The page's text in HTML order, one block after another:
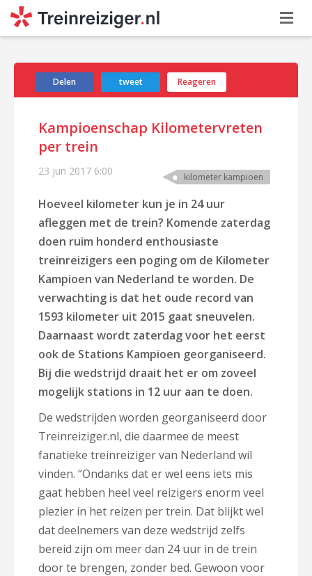
Delen tweet Reageren
Kampioenschap Kilometervreten
per trein
23 jun 2017 6:00 kilometer kampioen
Hoeveel kilometer kun je in 24 uur
afleggen met de trein? Komende zaterdag
doen ruim honderd enthousiaste
treinreizigers een poging om de Kilometer
Kampioen van Nederland te worden. De
verwachting is dat het oude record van
1593 kilometer uit 2015 gaat sneuvelen.
Daarnaast wordt zaterdag voor het eerst
ook de Stations Kampioen georganiseerd.
Bij die wedstrijd draait het er om zoveel
mogelijk stations in 12 uur aan te doen.
De wedstrijden worden georganiseerd door
Treinreiziger.nl, die daarmee de meest
fanatieke treinreiziger van Nederland wil
vinden. “Ondanks dat er wel eens iets mis
gaat hebben heel veel reizigers enorm veel
plezier in het reizen per trein. Dat blijkt wel
dat deelnemers van deze wedstrijd zelfs
bereid zijn om meer dan 24 uur in de trein
door te brengen, zonder bed. Gewoon voor